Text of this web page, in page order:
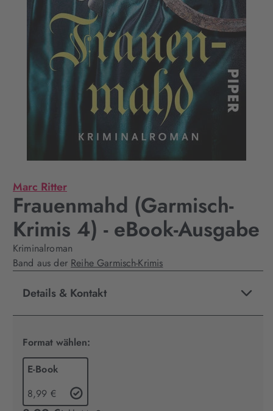
Marc Ritter
Frauenmahd (Garmisch-
Krimis 4) - eBook-Ausgabe
Kriminalroman
Band aus der Reihe Garmisch-Krimis
Details & Kontakt
Format wählen:
E-Book
8,99 €